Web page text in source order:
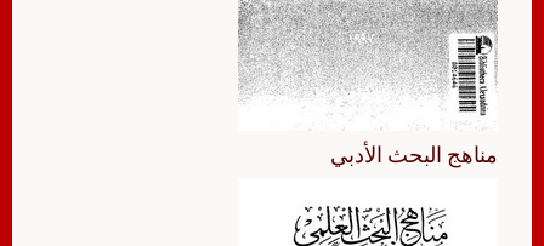
مناهج البحث الأدبي